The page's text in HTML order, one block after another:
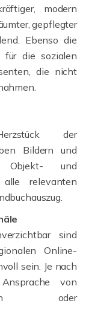
modern
gepflegter
Ebenso die
für die sozialen
die nicht
der
Bildern und
Objekt- und
relevanten
sind
Online-
sein. Je nach
von
oder